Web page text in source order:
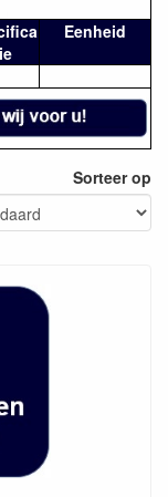
Eenheid
Sorteer op